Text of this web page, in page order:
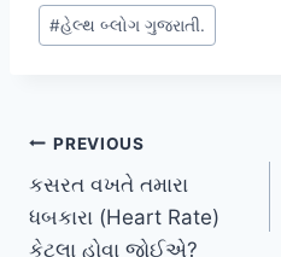
#હેલ્થ બ્લોગ ગુજરાતી.
Post
navigation
PREVIOUS
કસરત વખતે તમારા
ધબકારા (Heart Rate)
કેટલા હોવા જોઈએ?